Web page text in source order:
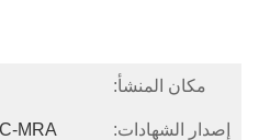
مكان المنشأ:
إصدار الشهادات: MRA